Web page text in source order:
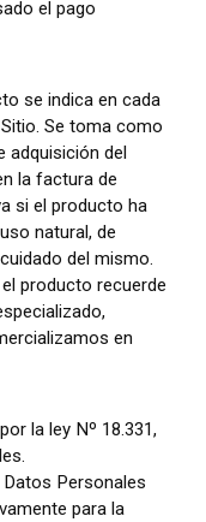
el pago
se indica en cada
Se toma como
adquisición del
la factura de
si el producto ha
natural, de
del mismo.
producto recuerde
en
la ley Nº 18.331,
Personales
para la